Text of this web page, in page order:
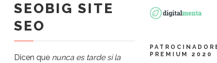
SEOBIG SITE
SEO
Dicen que nunca es tarde si la
PREMIUM 2020